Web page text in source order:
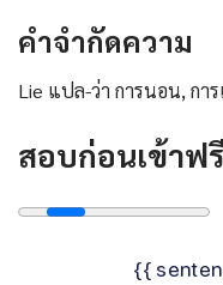
คําจํากัดความ
Lie แปล-ว่า การนอน, กา
สอบก่อนเข้าฟรี
{{